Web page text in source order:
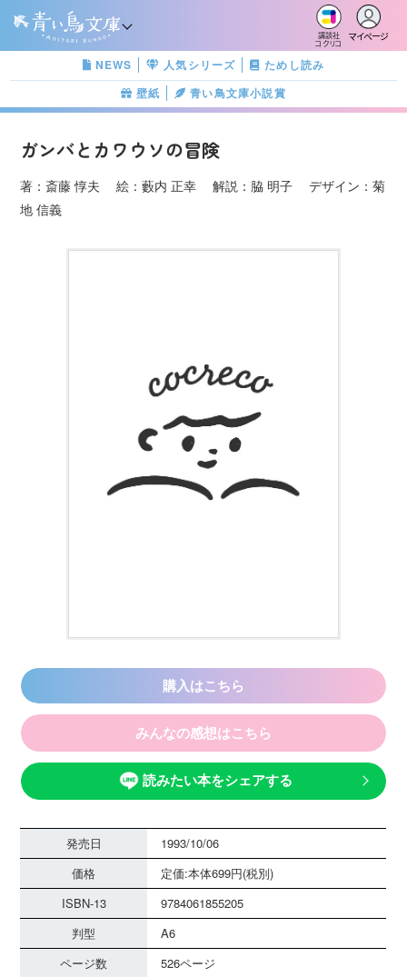
講談社
コクリコ
マイページ
NEWS 人気シリーズ
ためし読み
壁紙
青い鳥文庫小説賞
ガンバとカワウソの冒険
著：斎藤 惇夫 絵：藪内 正幸 解説：脇 明子 デザイン：菊
地 信義
購入はこちら
みんなの感想はこちら
読みたい本をシェアする
発売日
1993/10/06
価格
定価:本体699円(税別)
ISBN-13
9784061855205
判型
A6
ページ数
526ページ